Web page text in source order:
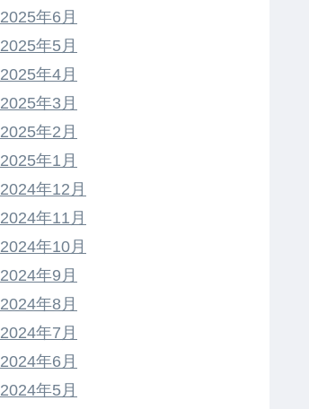
2025年6月
2025年5月
2025年4月
2025年3月
2025年2月
2025年1月
2024年12月
2024年11月
2024年10月
2024年9月
2024年8月
2024年7月
2024年6月
2024年5月